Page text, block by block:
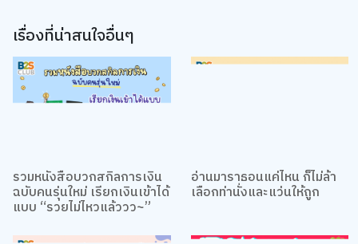
เรื่องที่น่าสนใจอื่นๆ
รวมหนังสือบวกสกิลการเงิน
ฉบับคนรุ่นใหม่ เรียกเงินเข้าได้
แบบ “รวยไม่ไหวแล้ววว~”
อ่านมาราธอนแค่ไหน ก็ไม่ล้า